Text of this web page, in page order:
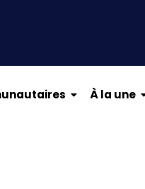
À la une